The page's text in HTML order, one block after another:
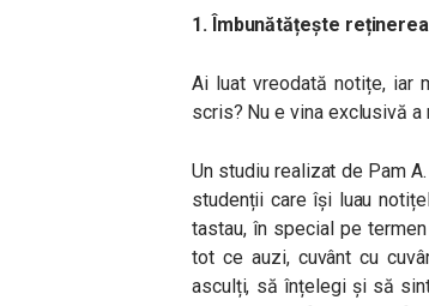
1. Îmbunătățește
Ai luat vreodată notițe, iar
scris? Nu e vina exclusivă
Un studiu realizat de Pam
studenții care își luau
tastau, în special pe
tot ce auzi, cuvânt cu
asculți, să înțelegi și să